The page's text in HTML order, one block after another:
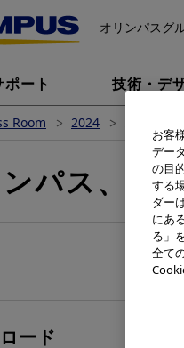
オリンパスグ
ート 技術・デ
Room 2024
パス、ス
ード
お客
デー
の目
する
ダー
にあ
る」
全て